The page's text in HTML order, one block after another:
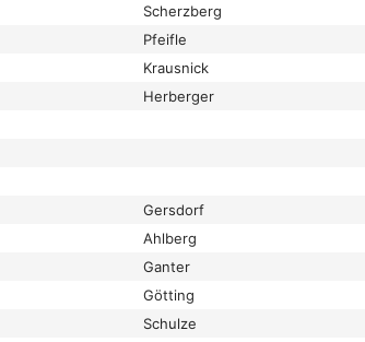
Scherzberg
Pfeifle
Krausnick
Herberger
Gersdorf
Ahlberg
Ganter
Götting
Schulze